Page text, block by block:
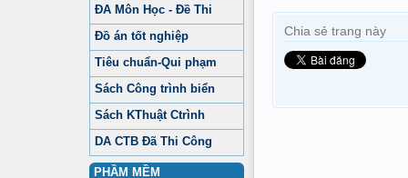
ĐA Môn Học - Đề Thi
Đồ án tốt nghiệp
Tiêu chuẩn-Qui phạm
Sách Công trình biển
Sách KThuật Ctrình
DA CTB Đã Thi Công
PHẦM MỀM
Chia sẻ trang này